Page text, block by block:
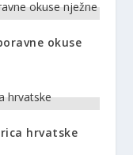
okuse
hrvatske